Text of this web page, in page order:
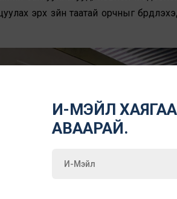
эрх зүйн таатай орчныг
И-МЭЙЛ ХАЯГАА
АВААРАЙ.